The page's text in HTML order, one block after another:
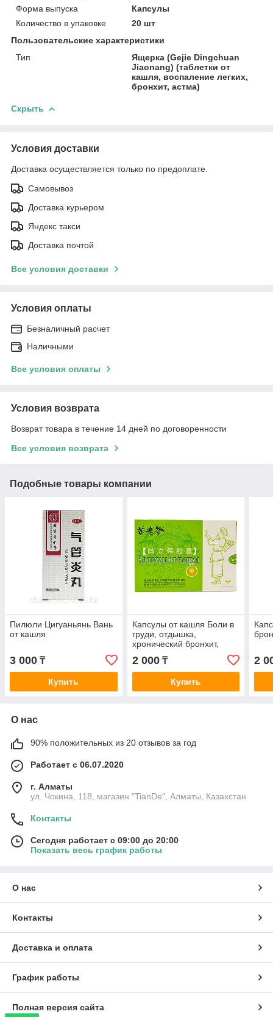
Форма выпуска
Капсулы
Количество в упаковке
20 шт
Пользовательские характеристики
Тип
Ящерка (Gejie Dingchuan
Jiaonang) (таблетки от
кашля, воспаление легких,
бронхит, астма)
Скрыть
Условия доставки
Доставка осуществляется только по предоплате.
Самовывоз
Доставка курьером
Яндекс такси
Доставка почтой
Все условия доставки
Условия оплаты
Безналичный расчет
Наличными
Все условия оплаты
Условия возврата
Возврат товара в течение 14 дней по договоренности
Все условия возврата
Подобные товары компании
Пилюли Цигуаньянь Вань
от кашля
3 000 ₸
Купить
Капсулы от кашля Боли в
груди, отдышка,
хронический бронхит,
кашель, бранхиальная
астма
2 000₸
Купить
2
О нас
90% положительных из 20 отзывов за год
Работает с 06.07.2020
г. Алматы
ул. Чокина, 118, магазин "TianDe", Алматы, Казахстан
Контакты
Сегодня работает с 09:00 до 20:00
Показать весь график работы
О нас
Контакты
Доставка и оплата
График работы
Полная версия сайта